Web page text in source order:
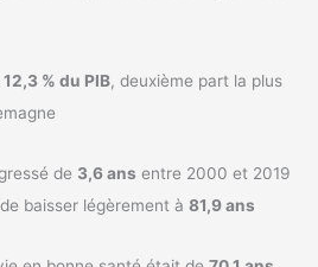
12,3 % du PIB, deuxième part la plus
de 3,6 ans entre 2000 et 2019
baisser légèrement à81,9 ans